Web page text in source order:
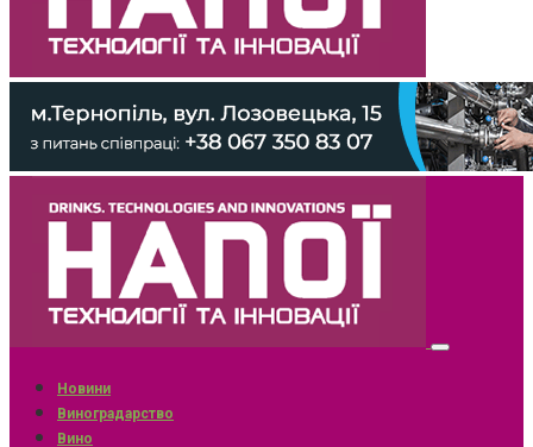
Новини
Виноградарство
Вино